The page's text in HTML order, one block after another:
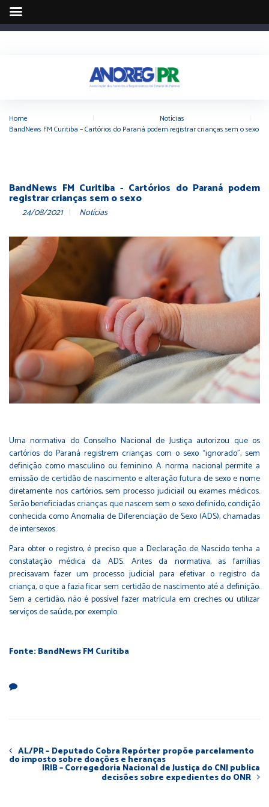
Home Notícias
BandNews FM Curitiba – Cartórios do Paraná podem registrar crianças sem o sexo
BandNews FM Curitiba - Cartórios do Paraná podem
registrar crianças sem o sexo
24/08/2021 Notícias
Uma normativa do Conselho Nacional de Justiça autorizou que os
cartórios do Paraná registrem crianças com o sexo “ignorado”, sem
definição como masculino ou feminino. A norma nacional permite a
emissão de certidão de nascimento e alteração futura de sexo e nome
diretamente nos cartórios, sem processo judiciail ou exames médicos.
Serão beneficiadas crianças que nascem sem o sexo definido, condição
conhecida como Anomalia de Diferenciação de Sexo (ADS), chamadas
de intersexos.
Para obter o registro, é preciso que a Declaração de Nascido tenha a
constatação médica da ADS. Antes da normativa, as famílias
precisavam fazer um processo judicial para efetivar o registro da
criança, o que a fazia ficar sem certidão de nascimento até a definição.
Sem a certidão, não é possível fazer matrícula em creches ou utilizar
serviços de saúde, por exemplo.
Fonte: BandNews FM Curitiba
AL/PR – Deputado Cobra Repórter propõe parcelamento
do imposto sobre doações e heranças
IRIB – Corregedoria Nacional de Justiça do CNJ publica
decisões sobre expedientes do ONR